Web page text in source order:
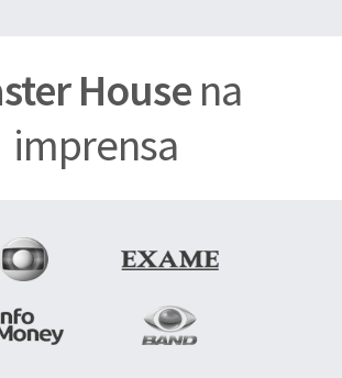
Housena
imprensa